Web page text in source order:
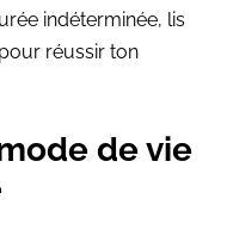
indéterminée, lis
réussir ton
de vie